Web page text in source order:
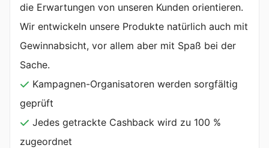
die Erwartungen von unseren Kunden orientieren.
Wir entwickeln unsere Produkte natürlich auch mit
Gewinnabsicht, vor allem aber mit Spaß bei der
Sache.
Kampagnen-Organisatoren werden sorgfältig
geprüft
Jedes getrackte Cashback wird zu 100 %
zugeordnet